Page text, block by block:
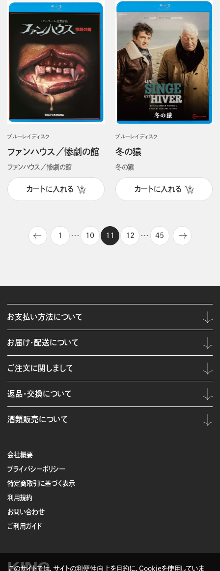
ブルーレイディスク
ファンハウス／惨劇の館
ファンハウス／惨劇の館
カートに入れる
ブルーレイディスク
冬の猿
冬の猿
カートに入れる
1 ・・・ 10 11 12 ・・・ 45
会社概要
プライバシーポリシー
特定商取引に基づく表示
利用規約
お問い合わせ
ご利用ガイド
お支払い方法について
お届け・配送について
ご注文に関しまして
返品・交換について
酒類販売について
このサイトでは、サイトの利便性向上を目的に、Cookieを使用していま